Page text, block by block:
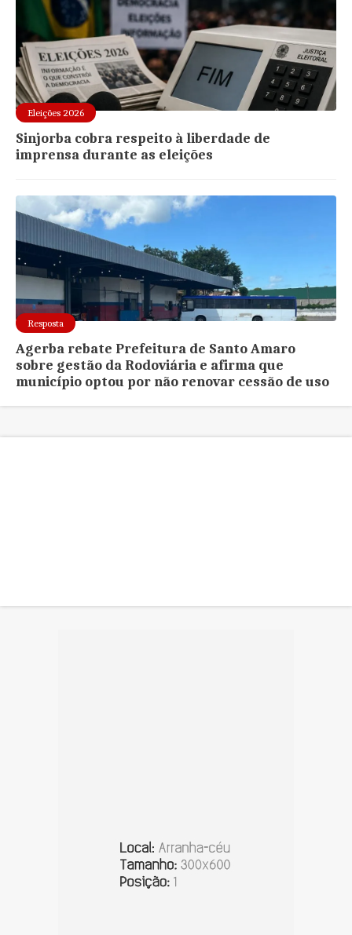
Eleições 2026
Sinjorba cobra respeito à liberdade de
imprensa durante as eleições
Resposta
Agerba rebate Prefeitura de Santo Amaro
sobre gestão da Rodoviária e afirma que
município optou por não renovar cessão de uso